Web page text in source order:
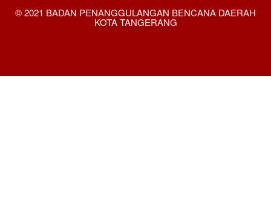
© 2021 BADAN PENANGGULANGAN BENCANA DAERAH
KOTA TANGERANG